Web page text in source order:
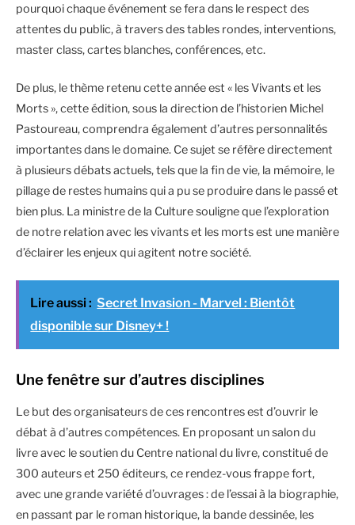
pourquoi chaque événement se fera dans le respect des
attentes du public, à travers des tables rondes, interventions,
master class, cartes blanches, conférences, etc.
De plus, le thème retenu cette année est « les Vivants et les
Morts », cette édition, sous la direction de l’historien Michel
Pastoureau, comprendra également d’autres personnalités
importantes dans le domaine. Ce sujet se réfère directement
à plusieurs débats actuels, tels que la fin de vie, la mémoire, le
pillage de restes humains qui a pu se produire dans le passé et
bien plus. La ministre de la Culture souligne que l’exploration
de notre relation avec les vivants et les morts est une manière
d’éclairer les enjeux qui agitent notre société.
Lire aussi : Secret Invasion - Marvel : Bientôt
disponible sur Disney+ !
Une fenêtre sur d’autres disciplines
Le but des organisateurs de ces rencontres est d’ouvrir le
débat à d’autres compétences. En proposant un salon du
livre avec le soutien du Centre national du livre, constitué de
300 auteurs et 250 éditeurs, ce rendez-vous frappe fort,
avec une grande variété d’ouvrages : de l’essai à la biographie,
en passant par le roman historique, la bande dessinée, les